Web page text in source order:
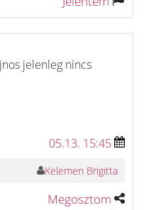
jelenleg nincs
05.13. 15:45
Kelemen Brigitta
Megosztom